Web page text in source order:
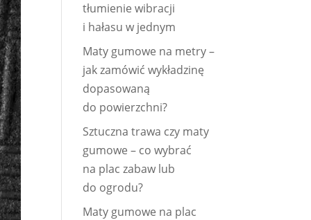
tłumienie wibracji
i hałasu w jednym
Maty gumowe na metry –
jak zamówić wykładzinę
dopasowaną
do powierzchni?
Sztuczna trawa czy maty
gumowe – co wybrać
na plac zabaw lub
do ogrodu?
Maty gumowe na plac